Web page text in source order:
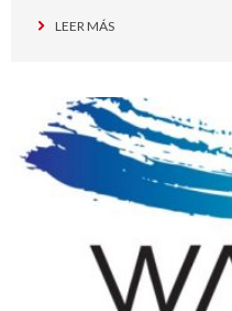
LEER MÁS